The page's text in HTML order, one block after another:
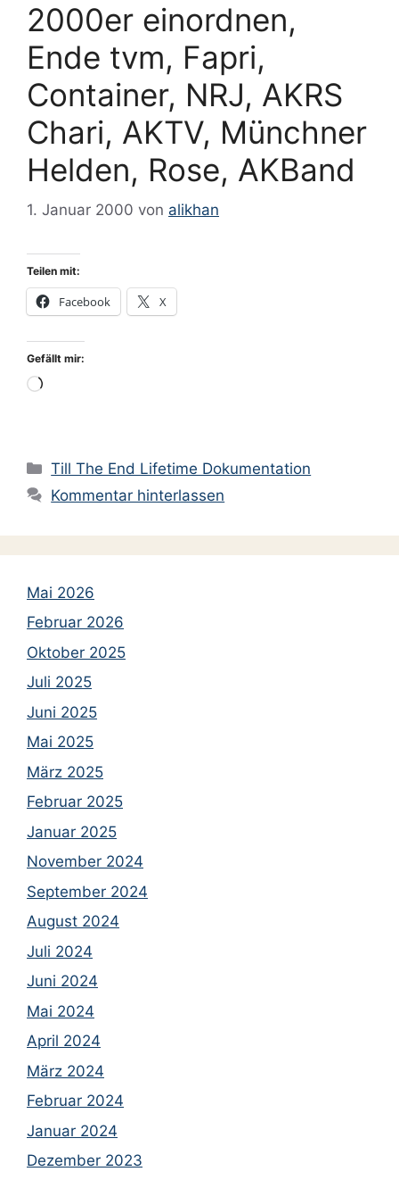
2000er einordnen,
Ende tvm, Fapri,
Container, NRJ, AKRS
Chari, AKTV, Münchner
Helden, Rose, AKBand
1. Januar 2000 von alikhan
Teilen mit:
Facebook X
Gefällt mir:
Wird
Kategorien
Till The End Lifetime Dokumentation
Kommentar hinterlassen
Mai 2026
Februar 2026
Oktober 2025
Juli 2025
Juni 2025
Mai 2025
März 2025
Februar 2025
Januar 2025
November 2024
September 2024
August 2024
Juli 2024
Juni 2024
Mai 2024
April 2024
März 2024
Februar 2024
Januar 2024
Dezember 2023